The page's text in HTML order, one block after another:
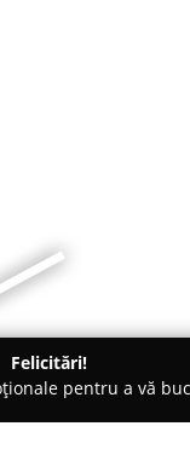
Felicitări!
pentru a vă